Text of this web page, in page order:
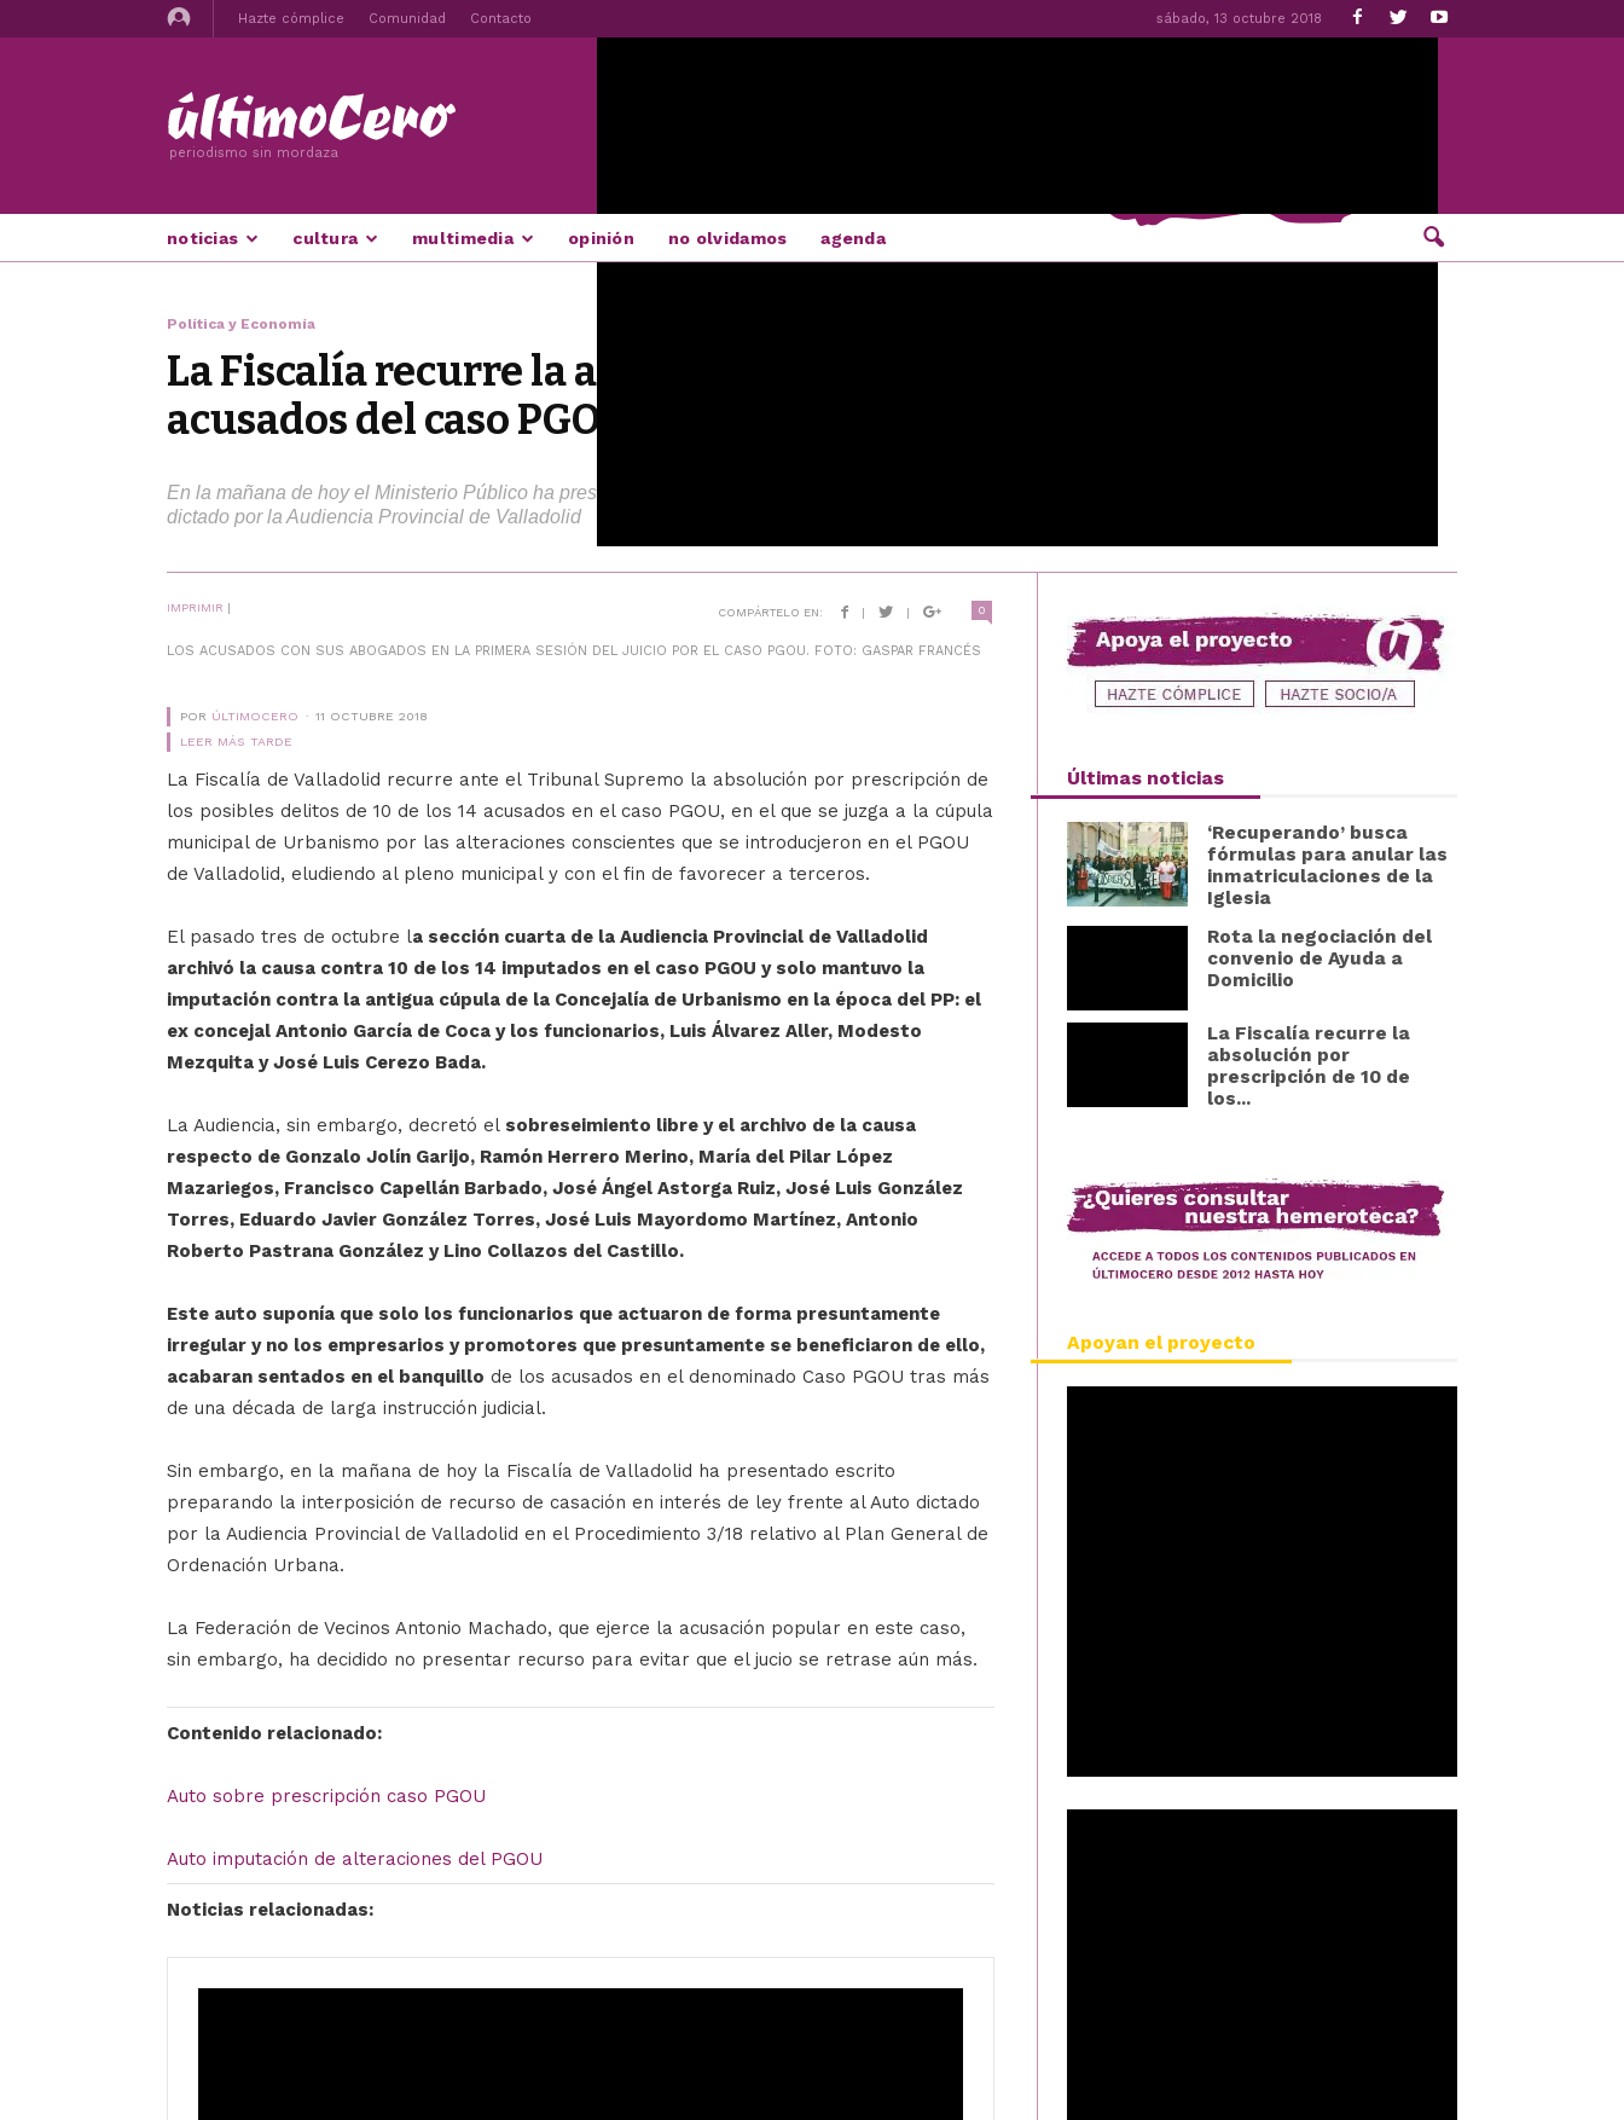
Hazte cómplice Comunidad Contacto sábado, 13 octubre 2018
periodismo sin mordaza
noticias cultura multimedia opinión no olvidamos agenda
Política y Economía
La Fiscalía recurre la absolución por prescripción de 10 de los 14
acusados del caso PGOU
En la mañana de hoy el Ministerio Público ha presentado escrito preparando la interposición de recurso de casación en interés de ley frente al Auto
dictado por la Audiencia Provincial de Valladolid
IMPRIMIR | COMPÁRTELO EN: | | 0
LOS ACUSADOS CON SUS ABOGADOS EN LA PRIMERA SESIÓN DEL JUICIO POR EL CASO PGOU. FOTO: GASPAR FRANCÉS
POR ÚLTIMOCERO
11 OCTUBRE 2018
LEER MÁS TARDE
La Fiscalía de Valladolid recurre ante el Tribunal Supremo la absolución por prescripción de
los posibles delitos de 10 de los 14 acusados en el caso PGOU, en el que se juzga a la cúpula
municipal de Urbanismo por las alteraciones conscientes que se introducjeron en el PGOU
de Valladolid, eludiendo al pleno municipal y con el fin de favorecer a terceros.
El pasado tres de octubre la sección cuarta de la Audiencia Provincial de Valladolid
archivó la causa contra 10 de los 14 imputados en el caso PGOU y solo mantuvo la
imputación contra la antigua cúpula de la Concejalía de Urbanismo en la época del PP: el
ex concejal Antonio García de Coca y los funcionarios, Luis Álvarez Aller, Modesto
Mezquita y José Luis Cerezo Bada.
La Audiencia, sin embargo, decretó el sobreseimiento libre y el archivo de la causa
respecto de Gonzalo Jolín Garijo, Ramón Herrero Merino, María del Pilar López
Mazariegos, Francisco Capellán Barbado, José Ángel Astorga Ruiz, José Luis González
Torres, Eduardo Javier González Torres, José Luis Mayordomo Martínez, Antonio
Roberto Pastrana González y Lino Collazos del Castillo.
Este auto suponía que solo los funcionarios que actuaron de forma presuntamente
irregular y no los empresarios y promotores que presuntamente se beneficiaron de ello,
acabaran sentados en el banquillo de los acusados en el denominado Caso PGOU tras más
de una década de larga instrucción judicial.
Sin embargo, en la mañana de hoy la Fiscalía de Valladolid ha presentado escrito
preparando la interposición de recurso de casación en interés de ley frente al Auto dictado
por la Audiencia Provincial de Valladolid en el Procedimiento 3/18 relativo al Plan General de
Ordenación Urbana.
La Federación de Vecinos Antonio Machado, que ejerce la acusación popular en este caso,
sin embargo, ha decidido no presentar recurso para evitar que el jucio se retrase aún más.
Contenido relacionado:
Auto sobre prescripción caso PGOU
Auto imputación de alteraciones del PGOU
Noticias relacionadas:
Últimas noticias
‘Recuperando’ busca
fórmulas para anular las
inmatriculaciones de la
Iglesia
Rota la negociación del
convenio de Ayuda a
Domicilio
La Fiscalía recurre la
absolución por
prescripción de 10 de
los...
Apoyan el proyecto